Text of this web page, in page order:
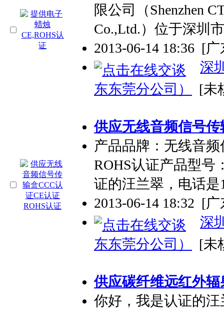
限公司（Shenzhen
Co.,Ltd.）位于深圳
2013-06-14 18:36 [广
深
东东莞分公司）
[未
供应无线音频信号
产品品牌：无线音
ROHS认证产品型号
证的汪兰翠，电话是
2013-06-14 18:32 [广
深
东东莞分公司）
[未
供应碳纤维远红外
你好，我是认证的